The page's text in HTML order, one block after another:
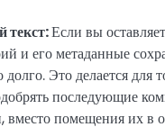
текст:Если вы
и его метаданные
Это делается для
последующие
вместо помещения их в